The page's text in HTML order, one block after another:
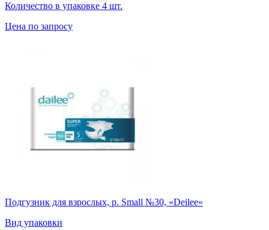
Количество в упаковке 4 шт.
Цена по запросу
Подгузник для взрослых, р. Small №30, «Deilee»
Вид упаковки